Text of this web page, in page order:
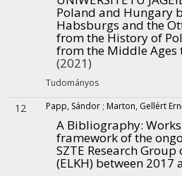
Poland and Hungary
Habsburgs and the
from the History of
from the Middle Ages
(2021)
Tudományos
12 Papp, Sándor ; Marton, Gellért
A Bibliography:
framework of the
SZTE Research
(ELKH) between 2017